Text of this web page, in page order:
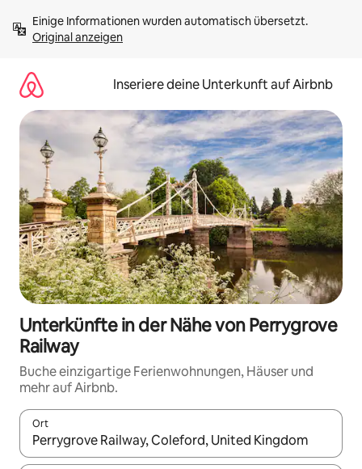
Inhalten
springenOriginal anzeigen
Inseriere deine Unterkunft auf Airbnb
Unterkünfte in der Nähe von Perrygrove
Railway
Buche einzigartige Ferienwohnungen, Häuser und
mehr auf Airbnb.
Ort
Wenn Ergebnisse verfügbar sind, navigiere mit den